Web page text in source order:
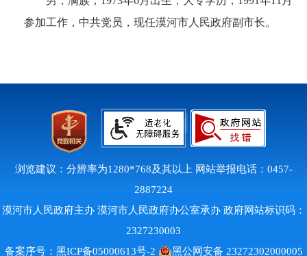
参加工作， 中共党员，现任漠河市人民政府副市长。
浏览建议：分辨率为1280*768及其以上 网站举报电话：0457-
2887224
漠河市人民政府主办 漠河市人民政府办公室承办 政府网站标识码：
2327230003
备案序号： 黑ICP备05000613号-2 黑公网安备 23272302000005